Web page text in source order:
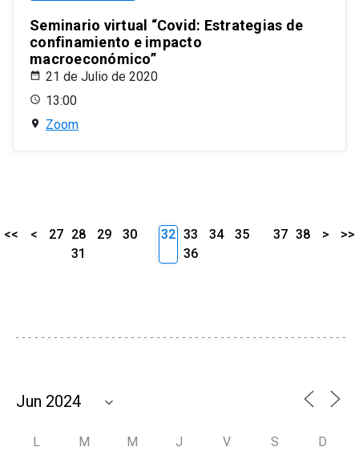
Seminario virtual “Covid: Estrategias de
confinamiento e impacto
macroeconómico”
21 de Julio de 2020
13:00
Zoom
<< < 27 28 29
30
31
32 33 34
35
36
37 38 > >>
L M M J V S D